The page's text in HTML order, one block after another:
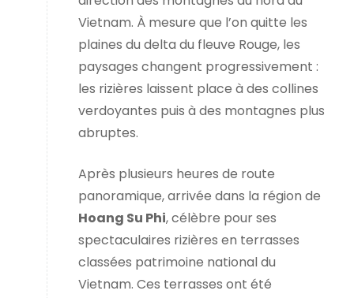
Vietnam. À mesure que l’on quitte les
plaines du delta du fleuve Rouge, les
paysages changent progressivement :
les rizières laissent place à des collines
verdoyantes puis à des montagnes plus
abruptes.
Après plusieurs heures de route
panoramique, arrivée dans la région de
Hoang Su Phi, célèbre pour ses
spectaculaires rizières en terrasses
classées patrimoine national du
Vietnam. Ces terrasses ont été